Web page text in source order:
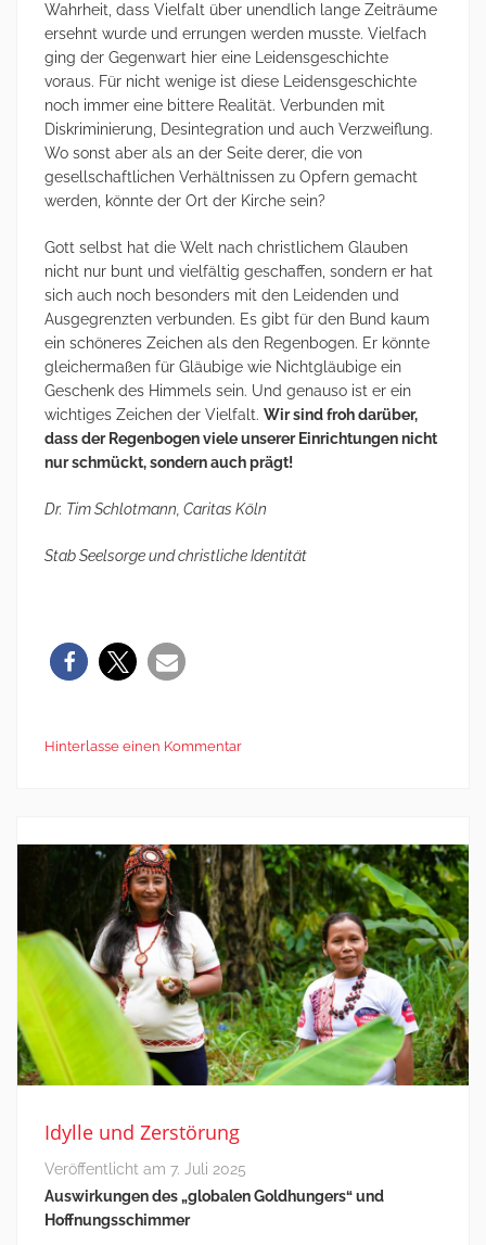
Wahrheit, dass Vielfalt über unendlich lange Zeiträume
ersehnt wurde und errungen werden musste. Vielfach
ging der Gegenwart hier eine Leidensgeschichte
voraus. Für nicht wenige ist diese Leidensgeschichte
noch immer eine bittere Realität. Verbunden mit
Diskriminierung, Desintegration und auch Verzweiflung.
Wo sonst aber als an der Seite derer, die von
gesellschaftlichen Verhältnissen zu Opfern gemacht
werden, könnte der Ort der Kirche sein?
Gott selbst hat die Welt nach christlichem Glauben
nicht nur bunt und vielfältig geschaffen, sondern er hat
sich auch noch besonders mit den Leidenden und
Ausgegrenzten verbunden. Es gibt für den Bund kaum
ein schöneres Zeichen als den Regenbogen. Er könnte
gleichermaßen für Gläubige wie Nichtgläubige ein
Geschenk des Himmels sein. Und genauso ist er ein
wichtiges Zeichen der Vielfalt. Wir sind froh darüber,
dass der Regenbogen viele unserer Einrichtungen nicht
nur schmückt, sondern auch prägt!
Dr. Tim Schlotmann, Caritas Köln
Stab Seelsorge und christliche Identität
Hinterlasse einen Kommentar
Idylle und Zerstörung
Veröffentlicht am 7. Juli 2025
Auswirkungen des „globalen Goldhungers“ und
Hoffnungsschimmer